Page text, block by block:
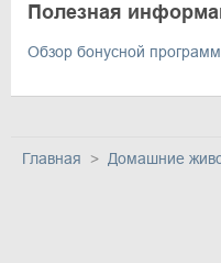
Полезная
Обзор бонусной
Главная Домашние